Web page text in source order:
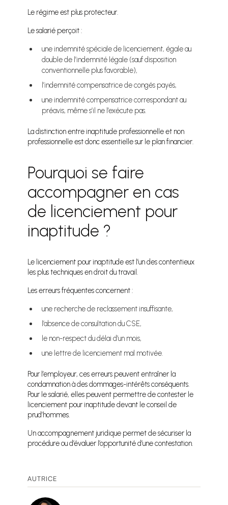
Le régime est plus protecteur.
Le salarié perçoit :
une indemnité spéciale de licenciement, égale au
double de l’indemnité légale (sauf disposition
conventionnelle plus favorable),
l’indemnité compensatrice de congés payés,
une indemnité compensatrice correspondant au
préavis, même s’il ne l’exécute pas.
La distinction entre inaptitude professionnelle et non
professionnelle est donc essentielle sur le plan financier.
Pourquoi se faire
accompagner en cas
de licenciement pour
inaptitude ?
Le licenciement pour inaptitude est l’un des contentieux
les plus techniques en droit du travail.
Les erreurs fréquentes concernent :
une recherche de reclassement insuffisante,
l’absence de consultation du CSE,
le non-respect du délai d’un mois,
une lettre de licenciement mal motivée.
Pour l’employeur, ces erreurs peuvent entraîner la
condamnation à des dommages-intérêts conséquents.
Pour le salarié, elles peuvent permettre de contester le
licenciement pour inaptitude devant le conseil de
prud’hommes.
Un accompagnement juridique permet de sécuriser la
procédure ou d’évaluer l’opportunité d’une contestation.
AUTRICE